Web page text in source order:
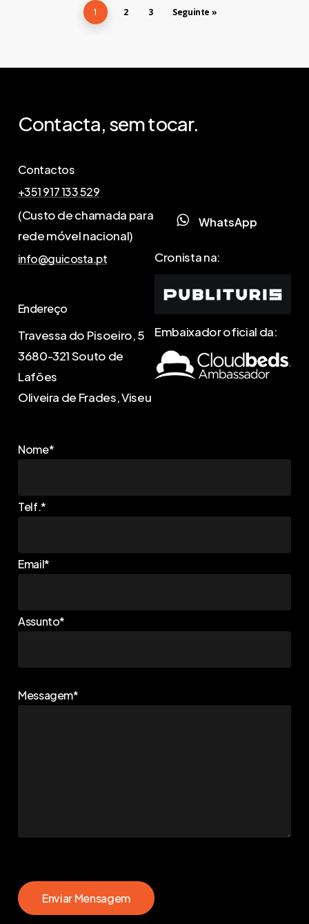
1 2 3 Seguinte »
Contacta, semtocar.
Contactos
+351 917 133 529
(Custo de chamada para
rede móvel nacional)
info@guicosta.pt
Endereço
Travessa do Pisoeiro, 5
3680-321 Souto de
Lafões
Oliveira de Frades, Viseu
WhatsApp
Cronista na:
Embaixador oficial da:
Nome*
Telf.*
Email*
Assunto*
Messagem*